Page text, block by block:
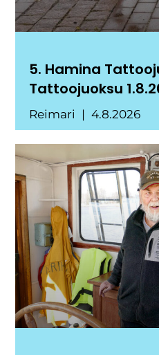
5. Hamina
Tattoojuoksu
Reimari 4.8.2026